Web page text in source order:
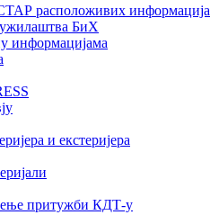
расположивих информација
БиХ
информацијама
и екстеријера
притужби КДТ-у